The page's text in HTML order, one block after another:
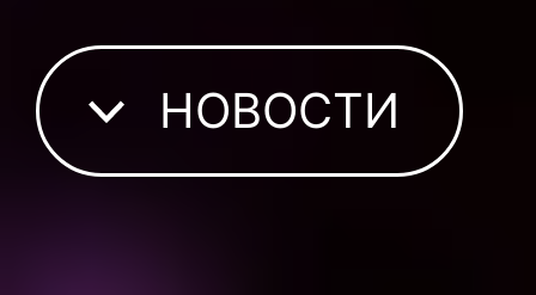
НОВОСТИ